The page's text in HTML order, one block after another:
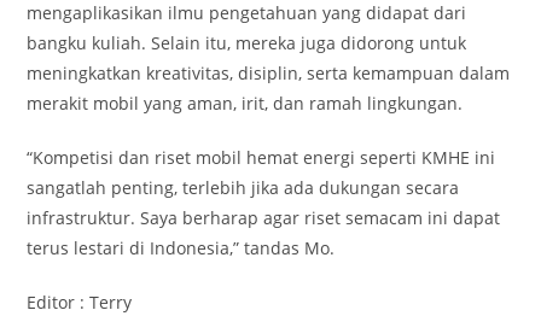
mengaplikasikan ilmu pengetahuan yang didapat dari
bangku kuliah. Selain itu, mereka juga didorong untuk
meningkatkan kreativitas, disiplin, serta kemampuan dalam
merakit mobil yang aman, irit, dan ramah lingkungan.
“Kompetisi dan riset mobil hemat energi seperti KMHE ini
sangatlah penting, terlebih jika ada dukungan secara
infrastruktur. Saya berharap agar riset semacam ini dapat
terus lestari di Indonesia,” tandas Mo.
Editor : Terry